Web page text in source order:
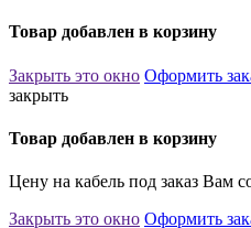
Товар добавлен в корзину
Закрыть это окно Оформить
закрыть
Товар добавлен в корзину
Цену на кабель под заказ Вам
Закрыть это окно Оформить